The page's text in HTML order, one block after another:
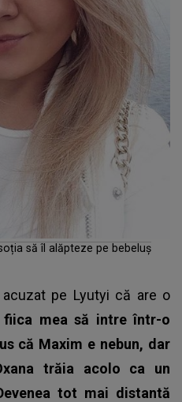
să îl alăpteze pe bebeluș
acuzat pe Lyutyi că are o
fiica mea să intre într-o
că Maxim e nebun, dar
trăia acolo ca un
tot mai distantă